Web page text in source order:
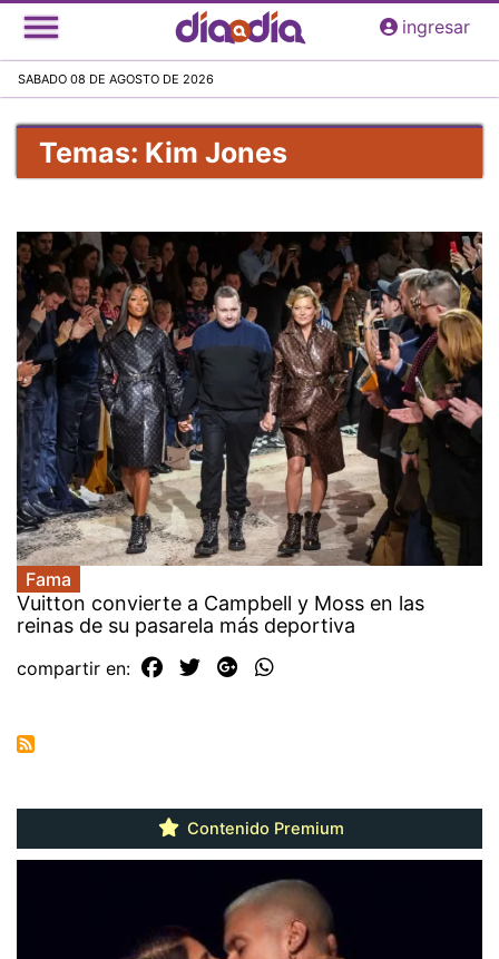
Pasar
al
principal
ingresar
SABADO 08 DE AGOSTO DE 2026
Temas: Kim Jones
Fama
Vuitton convierte a Campbell y Moss en las
reinas de su pasarela más deportiva
compartir en:
Contenido Premium